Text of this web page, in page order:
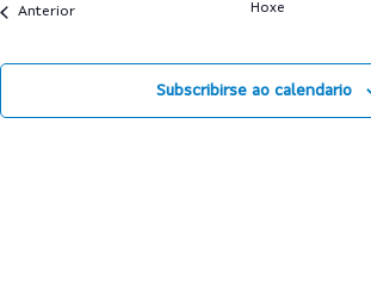
Anterior Hoxe
Subscribirse ao calendario